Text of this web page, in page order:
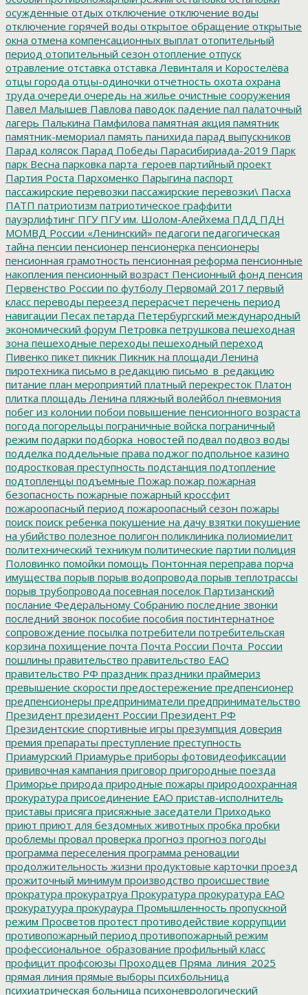
осужденные отдых отключение отключение воды
отключение горячей воды открытое обращение открытые
окна отмена компенсационных выплат отопительный
период отопительный сезон отопление отпуск
отравление отставка отставка Левинталя и Коростелёва
отцы города отцы-одиночки отчетность охота охрана
труда очереди очередь на жилье очистные сооружения
Павел Малышев Павлова паводок падение пал палаточный
лагерь Палькина Памфилова памятная акция памятник
памятник-мемориал память панихида парад выпускников
Парад колясок Парад Победы Парасибириада-2019 Парк
парк Весна парковка парта_героев партийный проект
Партия Роста Пархоменко Парыгина паспорт
пассажирские перевозки пассажирские перевозки\ Пасха
ПАТП патриотизм патриотическое граффити
пауэрлифтинг ПГУПГУ им. Шолом-Алейхема ПДД ПДН
МОМВД России «Ленинский» педагоги педагогическая
тайна пенсии пенсионер пенсионерка пенсионеры
пенсионная грамотность пенсионная реформа пенсионные
накопления пенсионный возраст Пенсионный фонд пенсия
Первенство России по футболу Первомай 2017 первый
класс переводы переезд перерасчет перечень период
навигации Песах петарда Петербургский международный
экономический форум Петровка петрушкова пешеходная
зона пешеходные переходы пешеходный переход
Пивенко пикет пикник Пикник на площади Ленина
пиротехника письмо в редакцию письмо_в_редакцию
питание план мероприятий платный перекресток Платон
плитка площадь Ленина пляжный волейбол пневмония
побег из колонии побои повышение пенсионного возраста
погода погорельцы пограничные войска пограничный
режим подарки подборка_новостей подвал подвоз воды
подделка поддельные права поджог подпольное казино
подростковая преступность подстанция подтопление
подтопленцы подъемные Пожар пожар пожарная
безопасность пожарные пожарный кроссфит
пожароопасный период пожароопасный сезон пожары
поиск поиск ребенка покушение на дачу взятки покушение
на убийство полезное полигон поликлиника полиомиелит
политехнический техникум политические партии полиция
Половинко помойки помощь Понтонная переправа порча
имущества порыв порыв водопровода порыв теплотрассы
порыв трубопровода посевная поселок Партизанский
послание Федеральному Собранию последние звонки
последний звонок пособие пособия постинтернатное
сопровождение посылка потребители потребительская
корзина похищение почта Почта России Почта_России
пошлины правительство правительство ЕАО
правительство РФ праздник праздники праймериз
превышение скорости предостережение предпенсионер
предпенсионеры предприниматели предпринимательство
Президент президент России Президент РФ
Президентские спортивные игры презумпция доверия
премия препараты преступление преступность
Приамурский Приамурье приборы фотовидеофиксации
прививочная кампания приговор пригородные поезда
Приморье природа природные пожары природоохранная
прокуратура присоединение ЕАО пристав-исполнитель
приставы присяга присяжные заседатели Приходько
приют приют для бездомных животных пробка пробки
проблемы провал проверка прогноз прогноз погоды
программа переселения программа реновации
продолжительность жизни продуктовые карточки проезд
прожиточный минимум производство происшествие
прократура прокуратруа Прокуратура прокуратура ЕАО
прокуратуура прокураура Промышленность пропускной
режим Просветов протест противодействие коррупции
противопожарный период противопожарный режим
профессиональное_образование профильный класс
профицит профсоюзы Проходцев Пряма_линия_2025
прямая линия прямые выборы психбольница
психиатрическая больница психоневрологический